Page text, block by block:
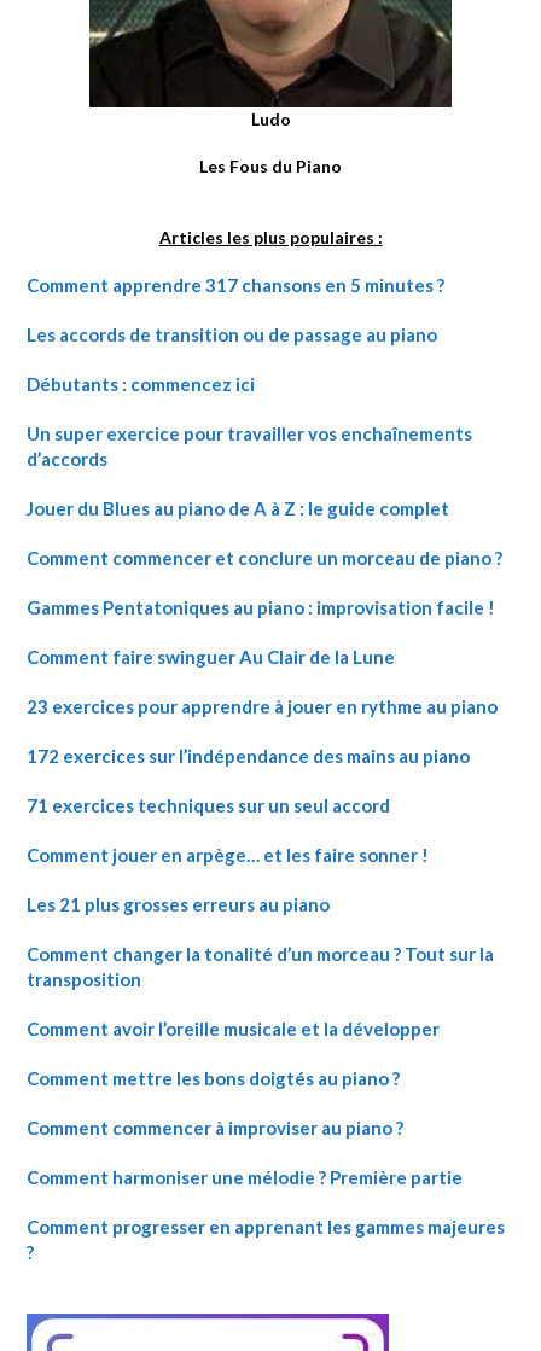
Ludo
Les Fous du Piano
Articles les plus populaires :
Comment apprendre 317 chansons en 5 minutes ?
Les accords de transition ou de passage au piano
Débutants : commencez ici
Un super exercice pour travailler vos enchaînements
d’accords
Jouer du Blues au piano de A à Z : le guide complet
Comment commencer et conclure un morceau de piano ?
Gammes Pentatoniques au piano : improvisation facile !
Comment faire swinguer Au Clair de la Lune
23 exercices pour apprendre à jouer en rythme au piano
172 exercices sur l’indépendance des mains au piano
71 exercices techniques sur un seul accord
Comment jouer en arpège… et les faire sonner !
Les 21 plus grosses erreurs au piano
Comment changer la tonalité d’un morceau ? Tout sur la
transposition
Comment avoir l’oreille musicale et la développer
Comment mettre les bons doigtés au piano ?
Comment commencer à improviser au piano ?
Comment harmoniser une mélodie ? Première partie
Comment progresser en apprenant les gammes majeures
?